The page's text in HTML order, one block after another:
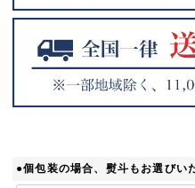
●個包装の場合、熨斗もお選びい